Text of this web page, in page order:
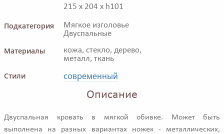
215 x 204 x h101
Подкатегория
Мягкое изголовье
Двуспальные
Материалы
кожа, стекло, дерево,
металл, ткань
Стили современный
Описание
Двуспальная кровать в мягкой обивке. Может быть
выполнена на разных вариантах ножек - металлических,